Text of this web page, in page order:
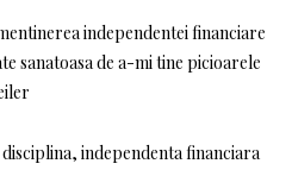
independentei financiare
sanatoasa de a-mi tine picioarele
independenta financiara